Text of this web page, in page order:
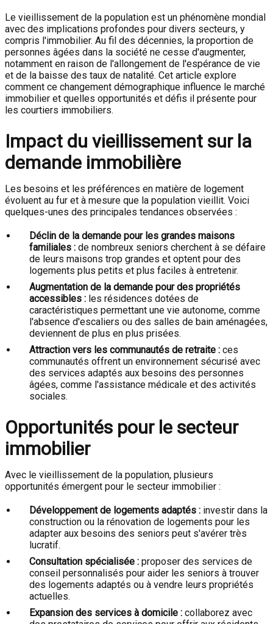
Le vieillissement de la population est un phénomène mondial
avec des implications profondes pour divers secteurs, y
compris l'immobilier. Au fil des décennies, la proportion de
personnes âgées dans la société ne cesse d'augmenter,
notamment en raison de l'allongement de l'espérance de vie
et de la baisse des taux de natalité. Cet article explore
comment ce changement démographique influence le marché
immobilier et quelles opportunités et défis il présente pour
les courtiers immobiliers.
Impact du vieillissement sur la
demande immobilière
Les besoins et les préférences en matière de logement
évoluent au fur et à mesure que la population vieillit. Voici
quelques-unes des principales tendances observées :
Déclin de la demande pour les grandes maisons
familiales : de nombreux seniors cherchent à se défaire
de leurs maisons trop grandes et optent pour des
logements plus petits et plus faciles à entretenir.
Augmentation de la demande pour des propriétés
accessibles : les résidences dotées de
caractéristiques permettant une vie autonome, comme
l'absence d'escaliers ou des salles de bain aménagées,
deviennent de plus en plus prisées.
Attraction vers les communautés de retraite : ces
communautés offrent un environnement sécurisé avec
des services adaptés aux besoins des personnes
âgées, comme l'assistance médicale et des activités
sociales.
Opportunités pour le secteur
immobilier
Avec le vieillissement de la population, plusieurs
opportunités émergent pour le secteur immobilier :
Développement de logements adaptés : investir dans la
construction ou la rénovation de logements pour les
adapter aux besoins des seniors peut s'avérer très
lucratif.
Consultation spécialisée : proposer des services de
conseil personnalisés pour aider les seniors à trouver
des logements adaptés ou à vendre leurs propriétés
actuelles.
Expansion des services à domicile : collaborez avec